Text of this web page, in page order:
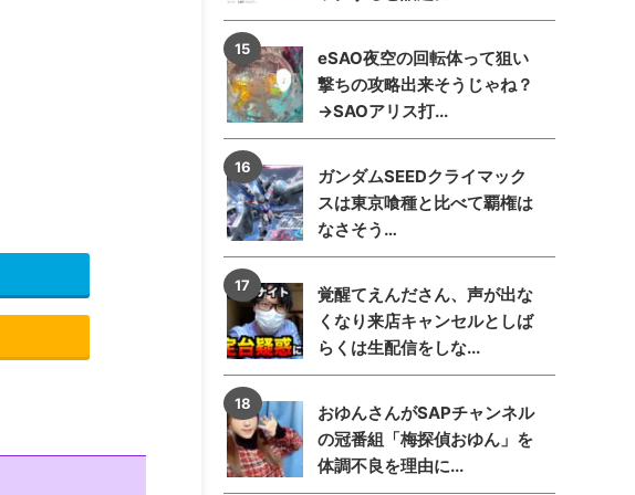
eSAO夜空の回転体って狙い
撃ちの攻略出来そうじゃね？
→SAOアリス打...
ガンダムSEEDクライマック
スは東京喰種と比べて覇権は
なさそう…
覚醒てえんださん、声が出な
くなり来店キャンセルとしば
らくは生配信をしな...
おゆんさんがSAPチャンネル
の冠番組「梅探偵おゆん」を
体調不良を理由に...